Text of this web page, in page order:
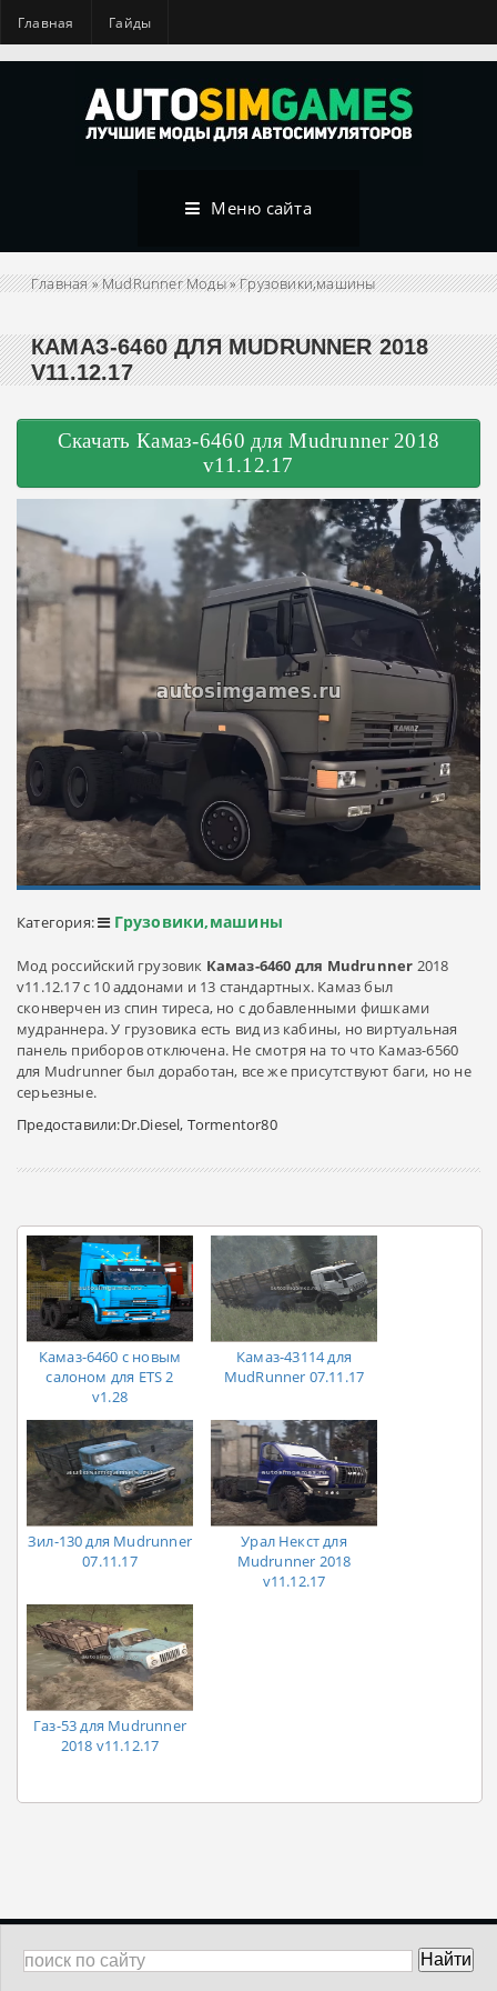
Главная Гайды
Меню сайта
Главная»MudRunner Моды»Грузовики,машины
КАМАЗ-6460 ДЛЯ MUDRUNNER 2018
V11.12.17
Скачать Камаз-6460 для Mudrunner 2018
v11.12.17
Категория: Грузовики,машины
Мод российский грузовик Камаз-6460 для Mudrunner 2018
v11.12.17 c 10 аддонами и 13 стандартных. Камаз был
сконверчен из спин тиреса, но с добавленными фишками
мудраннера. У грузовика есть вид из кабины, но виртуальная
панель приборов отключена. Не смотря на то что Камаз-6560
для Mudrunner был доработан, все же присутствуют баги, но не
серьезные.
Предоставили:Dr.Diesel, Tormentor80
Камаз-6460 с новым
салоном для ETS 2
v1.28
Камаз-43114 для
MudRunner 07.11.17
Зил-130 для Mudrunner
07.11.17
Урал Некст для
Mudrunner 2018
v11.12.17
Газ-53 для Mudrunner
2018 v11.12.17